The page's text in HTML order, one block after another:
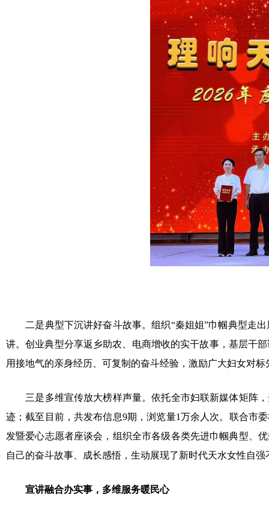
二是典型下沉讲好奋斗故事。组织“秦姐姐”巾帼典型走出
讲。创业典型分享返乡助农、电商增收的实干故事，基层干
用接地气的亲身经历、可复制的奋斗经验，激励广大妇女对
三是多维宣传放大榜样声量。依托全市妇联新媒体矩阵，
迹；截至目前，共发布信息9期，浏览量1万余人次。联合市
发暨爱心志愿者座谈会，组织全市各级各类先进巾帼典型、
自己的奋斗故事、成长感悟，生动展现了新时代天水女性自
宣讲融合办实事，多维服务暖民心